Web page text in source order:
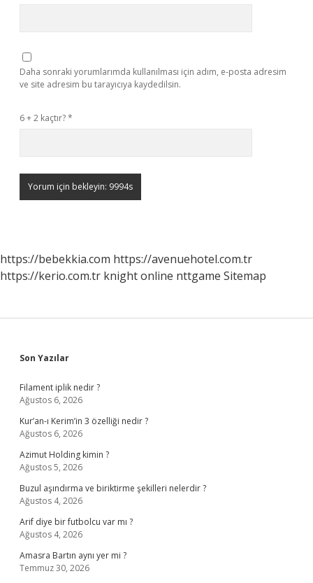
Daha sonraki yorumlarımda kullanılması için adım, e-posta adresim
ve site adresim bu tarayıcıya kaydedilsin.
6 + 2 kaçtır?*
https://bebekkia.com https://avenuehotel.com.tr
https://kerio.com.tr knight online nttgame Sitemap
Sidebar
Son Yazılar
Filament iplik nedir ?
Ağustos 6, 2026
Kur’an-ı Kerim’in 3 özelliği nedir ?
Ağustos 6, 2026
Azimut Holding kimin ?
Ağustos 5, 2026
Buzul aşındırma ve biriktirme şekilleri nelerdir ?
Ağustos 4, 2026
Arif diye bir futbolcu var mı ?
Ağustos 4, 2026
Amasra Bartın aynı yer mi ?
Temmuz 30, 2026